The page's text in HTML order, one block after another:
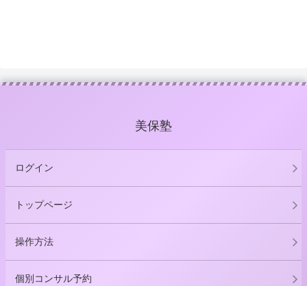
美保塾
ログイン
トップページ
操作方法
個別コンサル予約